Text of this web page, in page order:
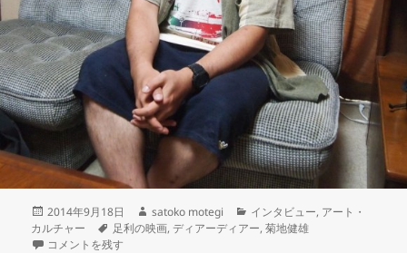
2014年9月18日 satoko motegi インタビュー, アート・
カルチャー
足利の映画,ディアーディアー,菊地健雄
コメントを残す